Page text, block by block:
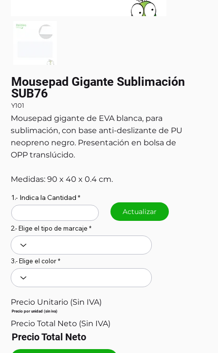
Mousepad Gigante Sublimación
SUB76
Y101
Mousepad gigante de EVA blanca, para
sublimación, con base anti-deslizante de PU
neopreno negro. Presentación en bolsa de
OPP translúcido.
Medidas: 90 x 40 x 0.4 cm.
1.- Indica la Cantidad
Actualizar
2.- Elige el tipo de marcaje
3.- Elige el color
Precio Unitario (Sin IVA)
Precio por unidad (sin iva)
Precio Total Neto (Sin IVA)
Precio Total Neto